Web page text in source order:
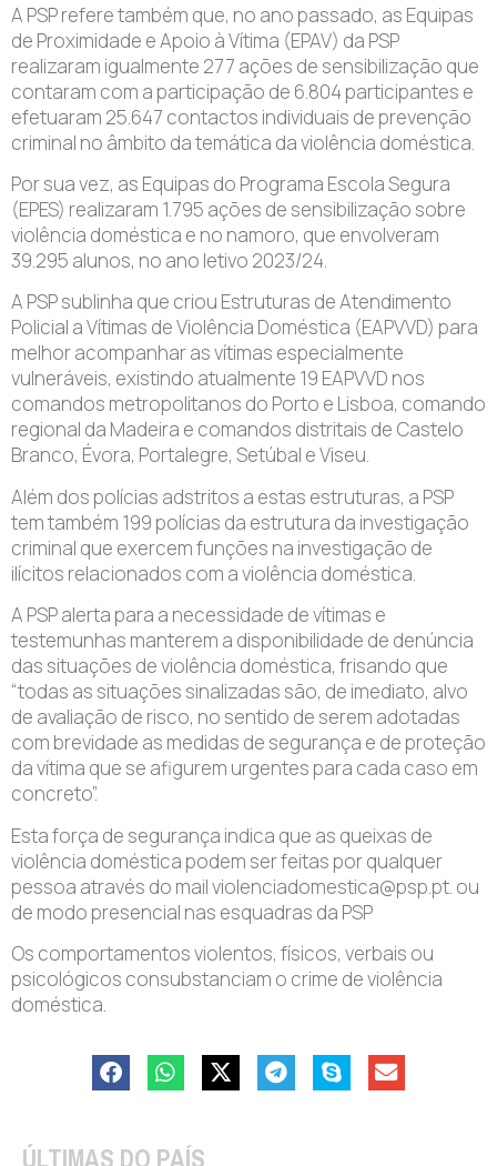
A PSP refere também que, no ano passado, as Equipas
de Proximidade e Apoio à Vítima (EPAV) da PSP
realizaram igualmente 277 ações de sensibilização que
contaram com a participação de 6.804 participantes e
efetuaram 25.647 contactos individuais de prevenção
criminal no âmbito da temática da violência doméstica.
Por sua vez, as Equipas do Programa Escola Segura
(EPES) realizaram 1.795 ações de sensibilização sobre
violência doméstica e no namoro, que envolveram
39.295 alunos, no ano letivo 2023/24.
A PSP sublinha que criou Estruturas de Atendimento
Policial a Vítimas de Violência Doméstica (EAPVVD) para
melhor acompanhar as vítimas especialmente
vulneráveis, existindo atualmente 19 EAPVVD nos
comandos metropolitanos do Porto e Lisboa, comando
regional da Madeira e comandos distritais de Castelo
Branco, Évora, Portalegre, Setúbal e Viseu.
Além dos polícias adstritos a estas estruturas, a PSP
tem também 199 polícias da estrutura da investigação
criminal que exercem funções na investigação de
ilícitos relacionados com a violência doméstica.
A PSP alerta para a necessidade de vítimas e
testemunhas manterem a disponibilidade de denúncia
das situações de violência doméstica, frisando que
“todas as situações sinalizadas são, de imediato, alvo
de avaliação de risco, no sentido de serem adotadas
com brevidade as medidas de segurança e de proteção
da vítima que se afigurem urgentes para cada caso em
concreto”.
Esta força de segurança indica que as queixas de
violência doméstica podem ser feitas por qualquer
pessoa através do mail violenciadomestica@psp.pt. ou
de modo presencial nas esquadras da PSP
Os comportamentos violentos, físicos, verbais ou
psicológicos consubstanciam o crime de violência
doméstica.